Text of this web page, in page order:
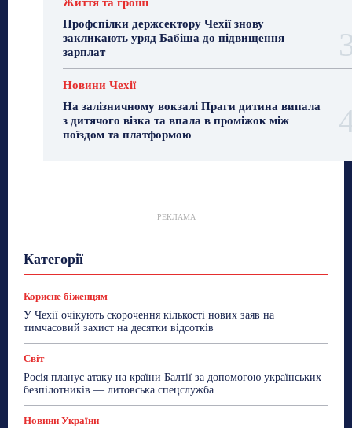
Профспілки держсектору Чехії знову
закликають уряд Бабіша до підвищення
зарплат
Новини Чехії
На залізничному вокзалі Праги дитина випала
з дитячого візка та впала в проміжок між
поїздом та платформою
РЕКЛАМА
Категорії
Новини Чехії
Сад та город
ТехноМанія
Топ-новини Фоторепортаж
Корисне біженцям
У Чехії очікують скорочення кількості нових заяв на
тимчасовий захист на десятки відсотків
Світ
Росія планує атаку на країни Балтії за допомогою українських
безпілотників — литовська спецслужба
Новини України